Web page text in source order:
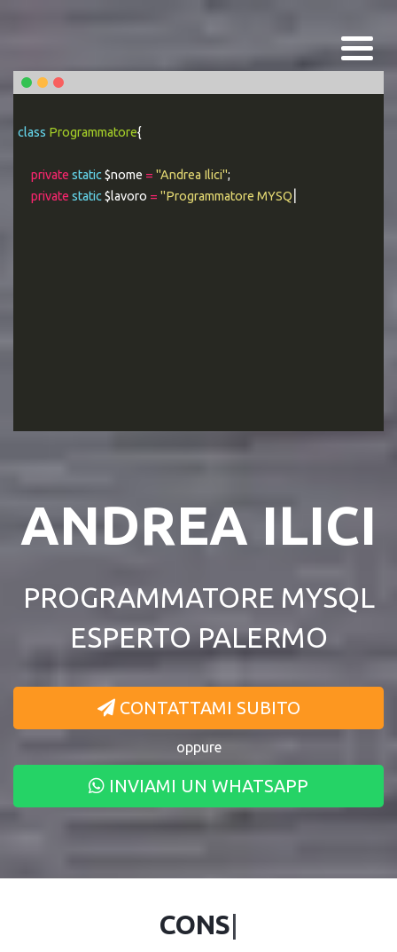
class Programmatore{
private static$nome = "Andrea Ilici";
private static$lavoro = "Programmatore MYSQL Esperto"
ANDREA ILICI
PROGRAMMATORE MYSQL
ESPERTO PALERMO
CONTATTAMI SUBITO
oppure
INVIAMI UN WHATSAPP
CONSULENTE I